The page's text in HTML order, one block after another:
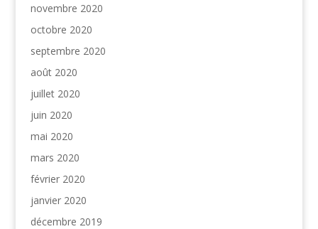
novembre 2020
octobre 2020
septembre 2020
août 2020
juillet 2020
juin 2020
mai 2020
mars 2020
février 2020
janvier 2020
décembre 2019